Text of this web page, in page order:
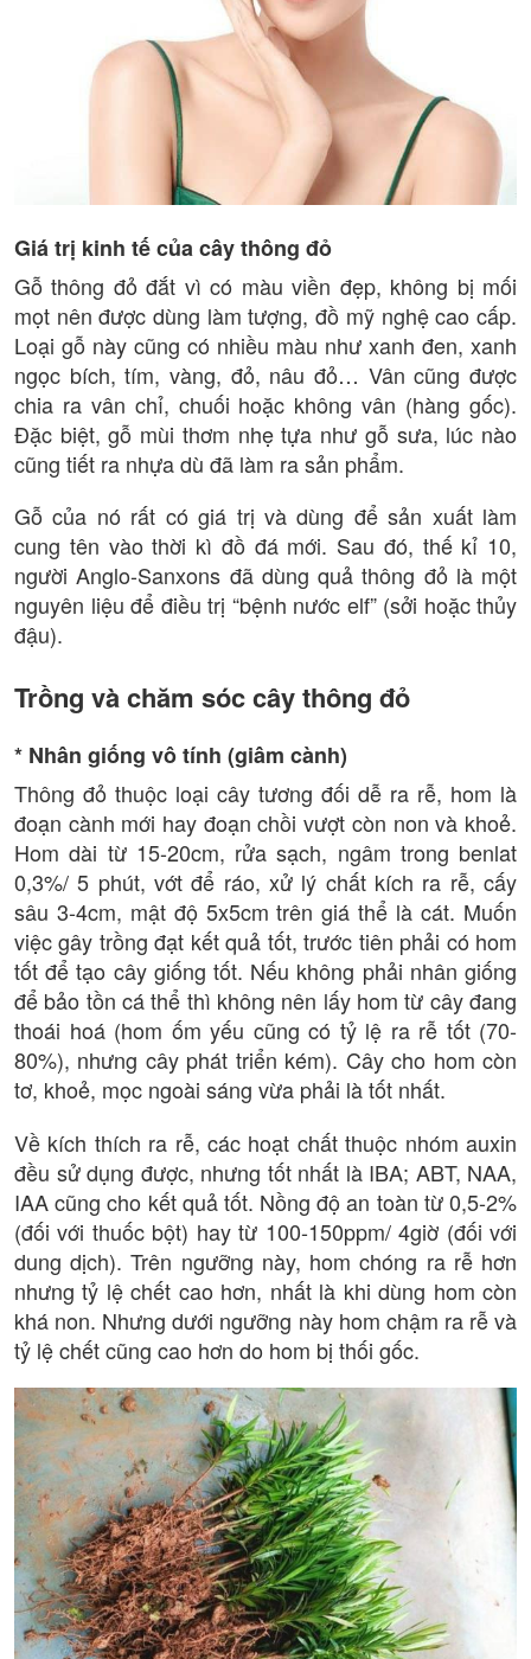
Giá trị kinh tế của cây thông đỏ
Gỗ thông đỏ đắt vì có màu viền đẹp, không bị mối
mọt nên được dùng làm tượng, đồ mỹ nghệ cao cấp.
Loại gỗ này cũng có nhiều màu như xanh đen, xanh
ngọc bích, tím, vàng, đỏ, nâu đỏ… Vân cũng được
chia ra vân chỉ, chuối hoặc không vân (hàng gốc).
Đặc biệt, gỗ mùi thơm nhẹ tựa như gỗ sưa, lúc nào
cũng tiết ra nhựa dù đã làm ra sản phẩm.
Gỗ của nó rất có giá trị và dùng để sản xuất làm
cung tên vào thời kì đồ đá mới. Sau đó, thế kỉ 10,
người Anglo-Sanxons đã dùng quả thông đỏ là một
nguyên liệu để điều trị “bệnh nước elf” (sởi hoặc thủy
đậu).
Trồng và chăm sóc cây thông đỏ
* Nhân giống vô tính (giâm cành)
Thông đỏ thuộc loại cây tương đối dễ ra rễ, hom là
đoạn cành mới hay đoạn chồi vượt còn non và khoẻ.
Hom dài từ 15-20cm, rửa sạch, ngâm trong benlat
0,3%/ 5 phút, vớt để ráo, xử lý chất kích ra rễ, cấy
sâu 3-4cm, mật độ 5x5cm trên giá thể là cát. Muốn
việc gây trồng đạt kết quả tốt, trước tiên phải có hom
tốt để tạo cây giống tốt. Nếu không phải nhân giống
để bảo tồn cá thể thì không nên lấy hom từ cây đang
thoái hoá (hom ốm yếu cũng có tỷ lệ ra rễ tốt (70-
80%), nhưng cây phát triển kém). Cây cho hom còn
tơ, khoẻ, mọc ngoài sáng vừa phải là tốt nhất.
Về kích thích ra rễ, các hoạt chất thuộc nhóm auxin
đều sử dụng được, nhưng tốt nhất là IBA; ABT, NAA,
IAA cũng cho kết quả tốt. Nồng độ an toàn từ 0,5-2%
(đối với thuốc bột) hay từ 100-150ppm/ 4giờ (đối với
dung dịch). Trên ngưỡng này, hom chóng ra rễ hơn
nhưng tỷ lệ chết cao hơn, nhất là khi dùng hom còn
khá non. Nhưng dưới ngưỡng này hom chậm ra rễ và
tỷ lệ chết cũng cao hơn do hom bị thối gốc.